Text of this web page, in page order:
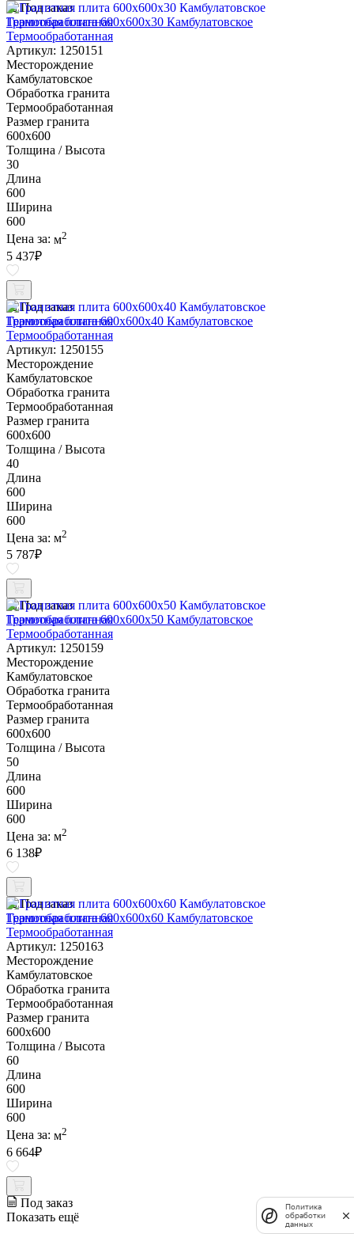
Под заказ
Гранитная плита 600х600x30 Камбулатовское
Термообработанная
Артикул: 1250151
Месторождение
Камбулатовское
Обработка гранита
Термообработанная
Размер гранита
600х600
Толщина / Высота
30
Длина
600
Ширина
600
Цена за: м2
5 437₽
Под заказ
Гранитная плита 600х600x40 Камбулатовское
Термообработанная
Артикул: 1250155
Месторождение
Камбулатовское
Обработка гранита
Термообработанная
Размер гранита
600х600
Толщина / Высота
40
Длина
600
Ширина
600
Цена за: м2
5 787₽
Под заказ
Гранитная плита 600х600x50 Камбулатовское
Термообработанная
Артикул: 1250159
Месторождение
Камбулатовское
Обработка гранита
Термообработанная
Размер гранита
600х600
Толщина / Высота
50
Длина
600
Ширина
600
Цена за: м2
6 138₽
Под заказ
Гранитная плита 600х600x60 Камбулатовское
Термообработанная
Артикул: 1250163
Месторождение
Камбулатовское
Обработка гранита
Термообработанная
Размер гранита
600х600
Толщина / Высота
60
Длина
600
Ширина
600
Цена за: м2
6 664₽
Под заказ
Показать ещё
Политика
обработки
данных